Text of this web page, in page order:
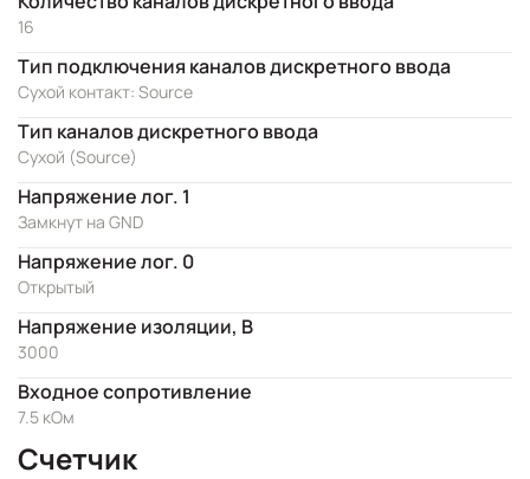
16
Тип подключения каналов дискретного ввода
Сухой контакт: Source
Тип каналов дискретного ввода
Сухой (Source)
Напряжение лог. 1
Замкнут на GND
Напряжение лог. 0
Открытый
Напряжение изоляции, В
3000
Входное сопротивление
7.5 кОм
Счетчик